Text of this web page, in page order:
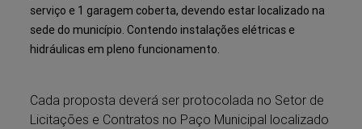
serviço e 1 garagem coberta, devendo estar localizado na
sede do município. Contendo instalações elétricas e
hidráulicas em pleno funcionamento.
Cada proposta deverá ser protocolada no Setor de
Licitações e Contratos no Paço Municipal localizado